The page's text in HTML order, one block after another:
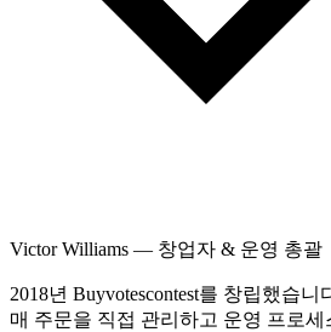
Victor Williams — 창업자 & 운영 총괄
2018년 Buyvotescontest를 창립했습
매 주문을 직접 관리하고 운영 프로세